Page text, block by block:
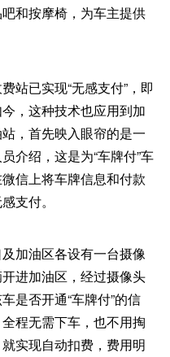
和按摩椅，为车主提供
站已实现“无感支付”，即
，这种技术也应用到加
，首先映入眼帘的是一
介绍，这是为“车牌付”车
信上将车牌信息和付款
支付。
加油区各设有一台摄像
进加油区，经过摄像头
是否开通“车牌付”的信
程无需下车，也不用掏
实现自动扣费，费用明